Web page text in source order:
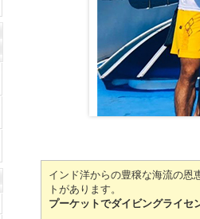
インド洋からの豊穣な海流の恩
トがあります。
プーケットでダイビングライセ